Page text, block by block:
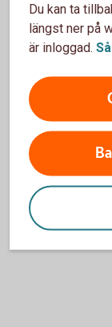
direkt i den
Nackdelar
Förlustrisken
innehav av
Din
motsvara
vanligen
Dessa
som
Du kan ta
längst ner på
är inloggad.